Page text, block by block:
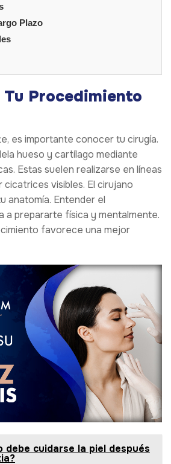
Plazo
Tu Procedimiento
es importante conocer tu cirugía.
hueso y cartílago mediante
Estas suelen realizarse en líneas
visibles. El cirujano
anatomía. Entender el
a prepararte física y mentalmente.
favorece una mejor
debe cuidarse la piel después